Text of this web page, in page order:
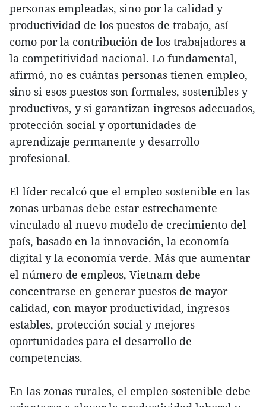
personas empleadas, sino por la calidad y
productividad de los puestos de trabajo, así
como por la contribución de los trabajadores a
la competitividad nacional. Lo fundamental,
afirmó, no es cuántas personas tienen empleo,
sino si esos puestos son formales, sostenibles y
productivos, y si garantizan ingresos adecuados,
protección social y oportunidades de
aprendizaje permanente y desarrollo
profesional.
El líder recalcó que el empleo sostenible en las
zonas urbanas debe estar estrechamente
vinculado al nuevo modelo de crecimiento del
país, basado en la innovación, la economía
digital y la economía verde. Más que aumentar
el número de empleos, Vietnam debe
concentrarse en generar puestos de mayor
calidad, con mayor productividad, ingresos
estables, protección social y mejores
oportunidades para el desarrollo de
competencias.
En las zonas rurales, el empleo sostenible debe